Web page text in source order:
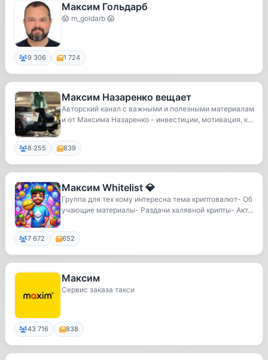
Максим Гольдарб
😱 m_goldarb 😱
9 306 1 724
Максим Назаренко вещает
Авторский канал с важными и полезными материалам
и от Максима Назаренко - инвестиции, мотивация, к...
8 255 839
Максим Whitelist 💎
Группа для тех кому интересна тема криптовалют- Об
учающие материалы- Раздачи халявной крипты- Акт...
7 672 652
Максим
Сервис заказа такси
43 716 838